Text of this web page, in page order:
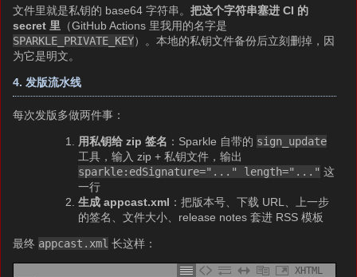
文件里就是私钥的 base64 字符串。把这个字符串塞进 CI 的
secret 里 （GitHub Actions 里我用的名字是
SPARKLE_PRIVATE_KEY）。本地的私钥文件备份后立刻删掉，因
为它是明文。
4. 发版流水线
每次发版多做两件事：
用私钥给 zip 签名 ：Sparkle 自带的 sign_update
工具，输入 zip + 私钥文件，输出
sparkle:edSignature="..." length="..." 这
一行
生成 appcast.xml ：把版本号、下载 URL、上一步
的签名、文件大小、release notes 套进 RSS 模板
最终 appcast.xml 长这样：
XHTML